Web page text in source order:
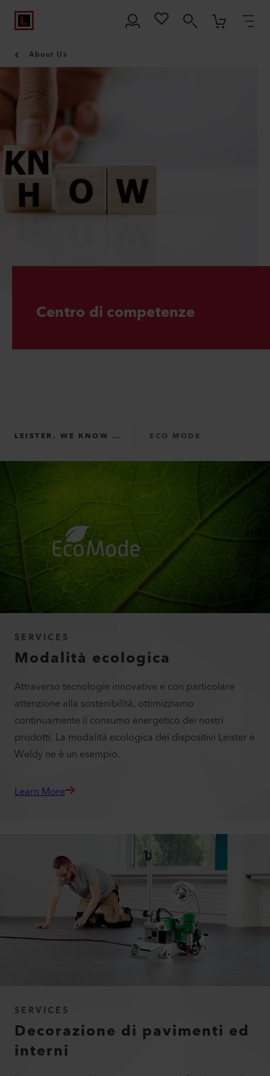
About Us
Centro di competenze
LEISTER. WE KNOW HOW. ECO MODE
PLASTIC FABRICATION
ROOFING
WELDING PARAMETERS
WELDING PARAMETERS
SERVICES
Modalità ecologica
Attraverso tecnologie innovative e con particolare
attenzione alla sostenibilità, ottimizziamo
continuamente il consumo energetico dei nostri
prodotti. La modalità ecologica dei dispositivi Leister e
Weldy ne è un esempio.
Learn More
SERVICES
Decorazione di pavimenti ed
interni